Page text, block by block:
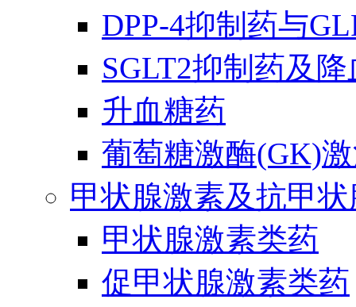
DPP-4抑制药与
SGLT2抑制药及
升血糖药
葡萄糖激酶(GK)
甲状腺激素及抗甲
甲状腺激素类药
促甲状腺激素类药